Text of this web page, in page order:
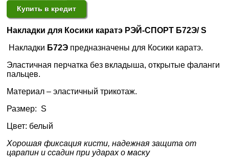
Купить в кредит
Накладки для Косики каратэ РЭЙ-СПОРТ Б72Э/ S
Накладки Б72Э предназначены для Косики каратэ.
Эластичная перчатка без вкладыша, открытые фаланги
пальцев.
Материал – эластичный трикотаж.
Размер: S
Цвет: белый
Хорошая фиксация кисти, надежная защита от
царапин и ссадин при ударах о маску